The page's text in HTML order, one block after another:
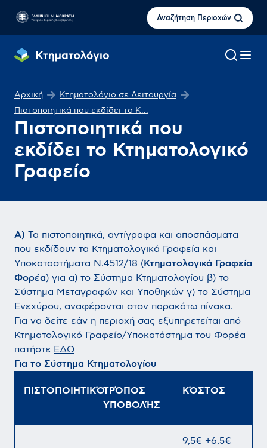
Αναζήτηση Περιοχών
Αρχική
Κτηματολόγιο σε Λειτουργία
Πιστοποιητικά που εκδίδει το Κ...
Πιστοποιητικά που
εκδίδει το Κτηματολογικό
Γραφείο
Α) Τα πιστοποιητικά, αντίγραφα και αποσπάσματα
που εκδίδουν τα Κτηματολογικά Γραφεία και
Υποκαταστήματα Ν.4512/18 (Κτηματολογικά Γραφεία
Φορέα) για α) το Σύστημα Κτηματολογίου β) το
Σύστημα Μεταγραφών και Υποθηκών γ) το Σύστημα
Ενεχύρου, αναφέρονται στον παρακάτω πίνακα.
Για να δείτε εάν η περιοχή σας εξυπηρετείται από
Κτηματολογικό Γραφείο/Υποκατάστημα του Φορέα
πατήστε ΕΔΩ
Για το Σύστημα Κτηματολογίου
ΠΙΣΤΟΠΟΙΗΤΙΚΌΤΡΌΠΟΣ
ΥΠΟΒΟΛΉΣ
ΚΌΣΤΟΣ
9,5€ +6,5€